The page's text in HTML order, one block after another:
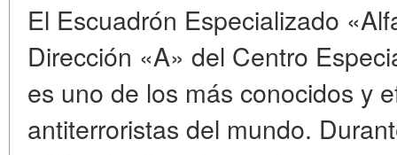
El Escuadrón Especializado
Dirección «A» del Centro
es uno de los más conocidos y
antiterroristas del mundo.